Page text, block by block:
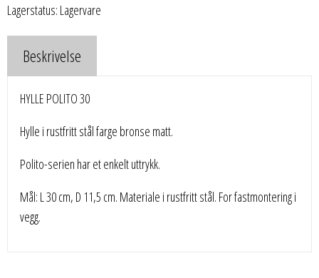
Lagerstatus: Lagervare
Beskrivelse
HYLLE POLITO 30
Hylle i rustfritt stål farge bronse matt.
Polito-serien har et enkelt uttrykk.
Mål: L 30 cm, D 11,5 cm. Materiale i rustfritt stål. For fastmontering i
vegg.